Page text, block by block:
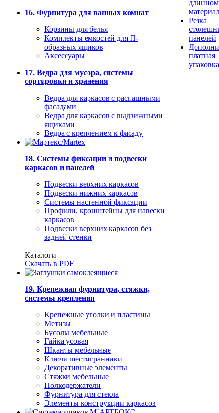
16. Фурнитура для ванных комнат
Корзины для белья
Комплекты емкостей для П-
образных ящиков
Аксессуары
17. Ведра для мусора, системы
сортировки и хранения
Ведра для каркасов с распашными
фасадами
Ведра для каркасов с выдвижными
ящиками
Ведра с креплением к фасаду
18. Системы фиксации и подвески
каркасов и панелей
Подвески верхних каркасов
Подвески нижних каркасов
Системы настенной фиксации
Профили, кронштейны для навески
каркасов
Подвески верхних каркасов без
задней стенки
Каталоги
Скачать в PDF
19. Крепежная фурнитура, стяжки,
системы крепления
Крепежные уголки и пластины
Метизы
Бусолы мебельные
Гайка усовая
Шканты мебельные
Ключи шестигранники
Декоративные элементы
Стяжки мебельные
Полкодержатели
Фурнитура для стекла
Элементы конструкции каркасов
Резка
панелей
платная
упаковка